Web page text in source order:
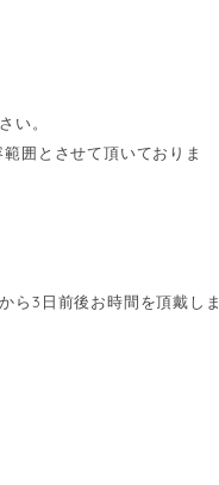
い。
囲とさせて頂いておりま
ら3日前後お時間を頂戴しま